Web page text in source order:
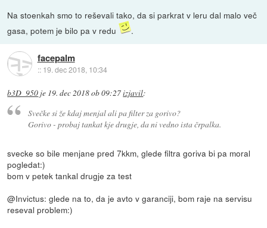
Na stoenkah smo to reševali tako, da si parkrat v leru dal malo več
gasa, potem je bilo pa v redu
.
facepalm
:: 19. dec 2018, 10:34
b3D_950 je 19. dec 2018 ob 09:27izjavil:
Svečke si že kdaj menjal ali pa filter za gorivo?
Gorivo - probaj tankat kje drugje, da ni vedno ista črpalka.
svecke so bile menjane pred 7kkm, glede filtra goriva bi pa moral
pogledat:)
bom v petek tankal drugje za test
@Invictus: glede na to, da je avto v garanciji, bom raje na servisu
reseval problem:)